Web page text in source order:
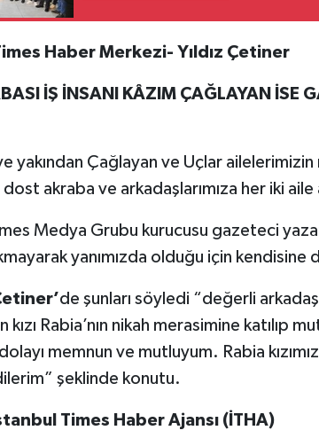
Haber Merkezi- Yıldız Çetiner
İŞ İNSANI KÂZIM ÇAĞLAYAN İSE
yakından Çağlayan ve Uçlar ailelerimizin
akraba ve arkadaşlarımıza her iki
Medya Grubu kurucusu gazeteci
yanımızda olduğu için
de şunları söyledi “değerli
kızı Rabia’nın nikah merasimine katılıp
memnun ve mutluyum. Rabia
şeklinde konutu.
Times Haber Ajansı (İTHA)